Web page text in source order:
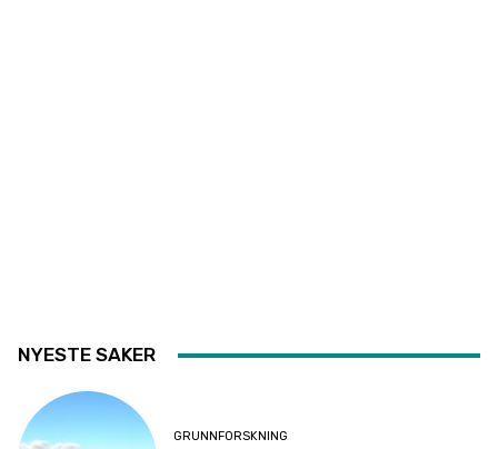
NYESTE SAKER
GRUNNFORSKNING